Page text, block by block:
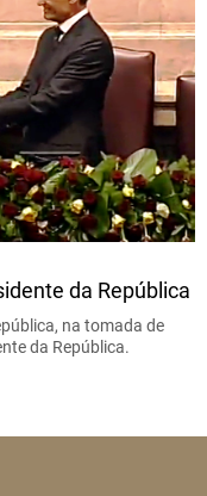
da República
na tomada de
da República.